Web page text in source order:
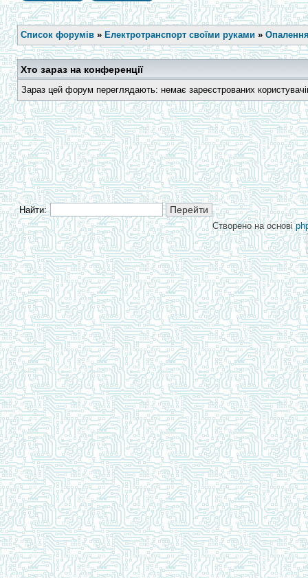
Список форумів » Електротранспорт своїми руками »
Хто зараз на конференції
Зараз цей форум переглядають: немає зареєстрованих
Найти:
Створено на основі